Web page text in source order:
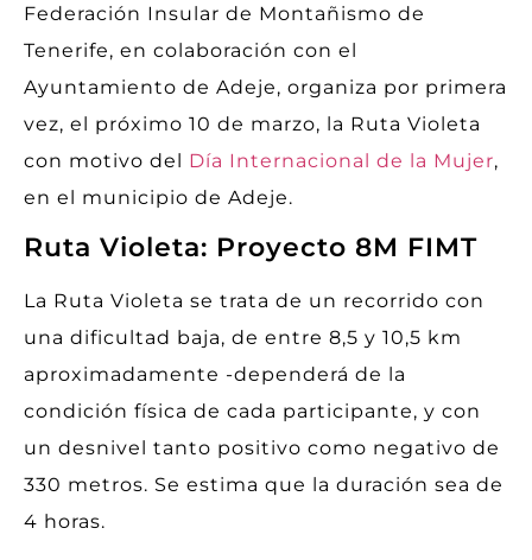
Federación Insular de Montañismo de
Tenerife, en colaboración con el
Ayuntamiento de Adeje, organiza por primera
vez, el próximo 10 de marzo, la Ruta Violeta
con motivo del Día Internacional de la Mujer,
en el municipio de Adeje.
Ruta Violeta: Proyecto 8M FIMT
La Ruta Violeta se trata de un recorrido con
una dificultad baja, de entre 8,5 y 10,5 km
aproximadamente -dependerá de la
condición física de cada participante, y con
un desnivel tanto positivo como negativo de
330 metros. Se estima que la duración sea de
4 horas.